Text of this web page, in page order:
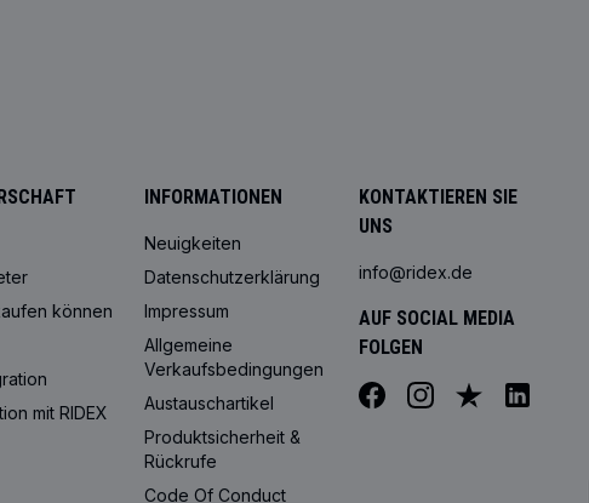
können
mit RIDEX
INFORMATIONEN
Neuigkeiten
Datenschutzerklärung
Impressum
Allgemeine
Verkaufsbedingungen
Austauschartikel
Produktsicherheit &
Rückrufe
Code Of Conduct
KONTAKTIEREN SIE
UNS
info@ridex.de
AUF SOCIAL MEDIA
FOLGEN